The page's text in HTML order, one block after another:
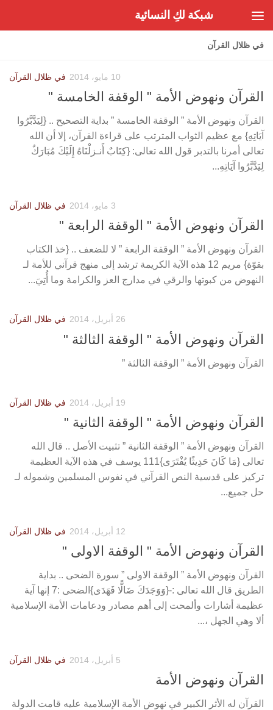
شبكة لكِ النسائية
في ظلال القرآن
في ظلال القرآن 10 مايو، 2014
القرآن ونهوض الأمة " الوقفة الخامسة "
القرآن ونهوض الأمة ” الوقفة الخامسة ” بداية التصحيح .. {لِيَدَّبَّرُوا
آيَاتِهِ} مع عظيم الثواب المترتب على قراءة القرآن، إلا أن الله
تعالى أمرنا بالتدبر قول الله تعالى: {كِتَابٌ أَنـزلْنَاهُ إِلَيْكَ مُبَارَكٌ
لِيَدَّبَّرُوا آيَاتِهِ...
في ظلال القرآن 3 مايو، 2014
القرآن ونهوض الأمة " الوقفة الرابعة "
القرآن ونهوض الأمة ” الوقفة الرابعة ” لا للضعف .. {خذ الكتاب
بقوّة} مريم 12 هذه الآية الكريمة ترشد إلى منهج قرآني للأمة لـ
النهوض من كبوتها والرقي في مدارج العز والكرامة وما أُتِيَ...
في ظلال القرآن 26 أبريل، 2014
القرآن ونهوض الأمة " الوقفة الثالثة "
القرآن ونهوض الأمة ” الوقفة الثالثة ”
في ظلال القرآن 19 أبريل، 2014
القرآن ونهوض الأمة " الوقفة الثانية "
القرآن ونهوض الأمة ” الوقفة الثانية ” تثبيت الأصل .. قال الله
تعالى {مَا كَانَ حَدِيثًا يُفْتَرَى}111 يوسف في هذه الآية العظيمة
تركيز على قدسية النص القرآني في نفوس المسلمين وشموله لـ
حل جميع...
في ظلال القرآن 12 أبريل، 2014
القرآن ونهوض الأمة " الوقفة الاولى "
القرآن ونهوض الأمة ” الوقفة الاولى ” سورة الضحى .. بداية
الطريق قال الله تعالى :-{وَوَجَدَكَ ضَالًّا فَهَدَى}الضحى :7 إنها آية
عظيمة أشارات وألمحت إلى أهم مصادر ودعامات الأمة الإسلامية
ألا وهي الجهل ،...
في ظلال القرآن 5 أبريل، 2014
القرآن ونهوض الأمة
القرآن له الأثر الكبير في نهوض الأمة الإسلامية عليه قامت الدولة